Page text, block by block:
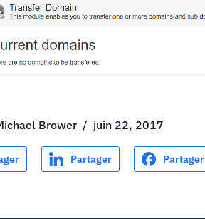
Brower / juin 22, 2017
Partager Partager